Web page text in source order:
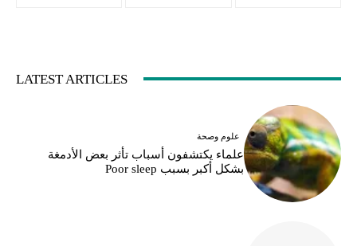
LATEST ARTICLES
علوم وصحة
علماء يكتشفون أسباب تأثر بعض الأدمغة
بشكل أكبر بسبب Poor sleep